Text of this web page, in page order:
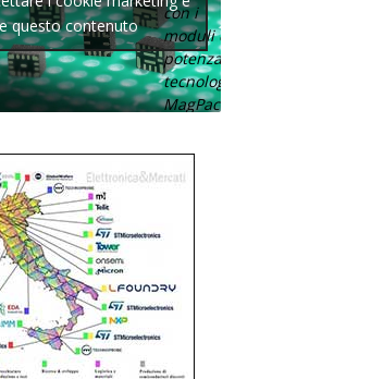
con i
moduli di
potenza con
tecnologia
MagPack.
questo contenuto